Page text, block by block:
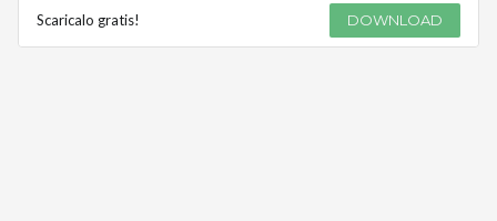
Scaricalo gratis! DOWNLOAD